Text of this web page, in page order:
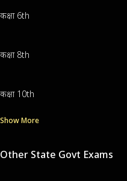
कक्षा 6th
कक्षा 8th
कक्षा 10th
Show More
Other State Govt Exams